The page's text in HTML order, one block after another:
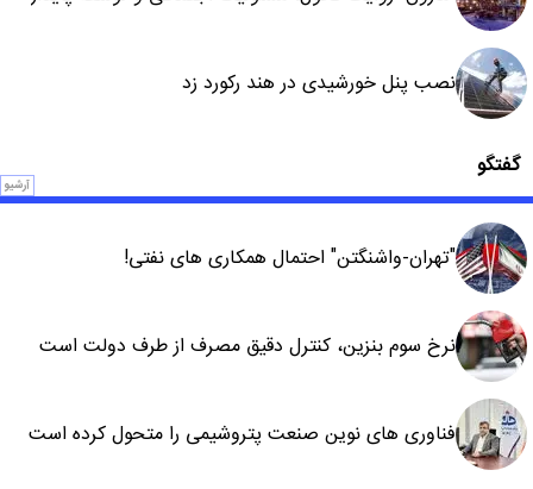
نصب پنل خورشیدی در هند رکورد زد
گفتگو
آرشیو
"تهران-واشنگتن" احتمال همکاری های نفتی!
نرخ سوم بنزین، کنترل دقیق مصرف از طرف دولت است
فناوری های نوین صنعت پتروشیمی را متحول کرده است